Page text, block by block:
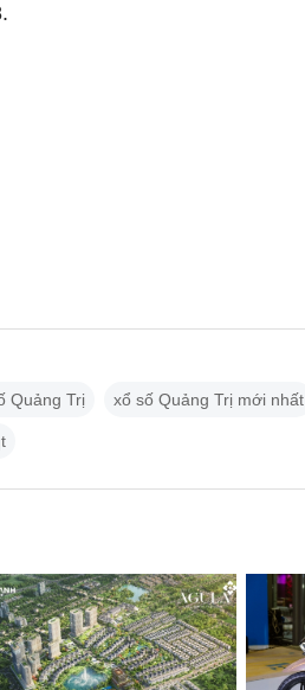
Quảng Trị xổ số Quảng Trị mới nhất